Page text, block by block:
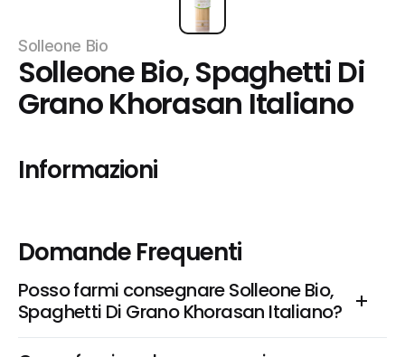
Solleone Bio
Solleone Bio, Spaghetti Di
Grano Khorasan Italiano
Informazioni
Domande Frequenti
Posso farmi consegnare Solleone Bio,
Spaghetti Di Grano Khorasan Italiano?